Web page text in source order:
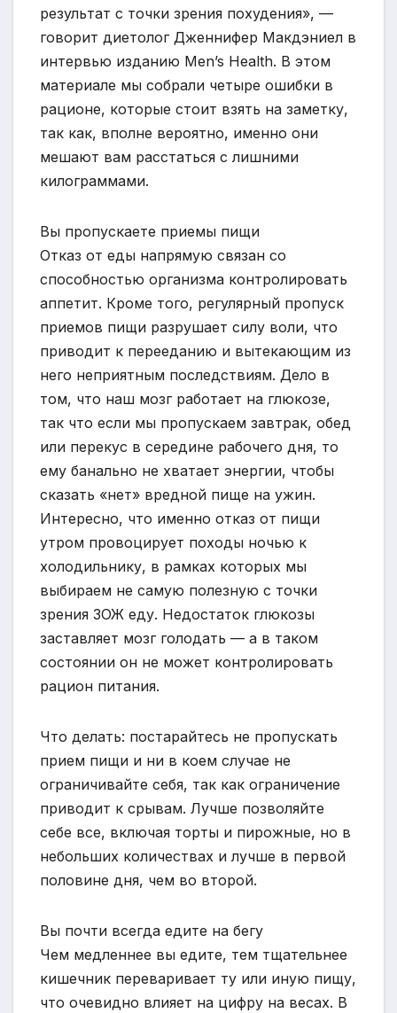
результат с точки зрения похудения», —
говорит диетолог Дженнифер Макдэниел в
интервью изданию Men’s Health. В этом
материале мы собрали четыре ошибки в
рационе, которые стоит взять на заметку,
так как, вполне вероятно, именно они
мешают вам расстаться с лишними
килограммами.
Вы пропускаете приемы пищи
Отказ от еды напрямую связан со
способностью организма контролировать
аппетит. Кроме того, регулярный пропуск
приемов пищи разрушает силу воли, что
приводит к перееданию и вытекающим из
него неприятным последствиям. Дело в
том, что наш мозг работает на глюкозе,
так что если мы пропускаем завтрак, обед
или перекус в середине рабочего дня, то
ему банально не хватает энергии, чтобы
сказать «нет» вредной пище на ужин.
Интересно, что именно отказ от пищи
утром провоцирует походы ночью к
холодильнику, в рамках которых мы
выбираем не самую полезную с точки
зрения ЗОЖ еду. Недостаток глюкозы
заставляет мозг голодать — а в таком
состоянии он не может контролировать
рацион питания.
Что делать: постарайтесь не пропускать
прием пищи и ни в коем случае не
ограничивайте себя, так как ограничение
приводит к срывам. Лучше позволяйте
себе все, включая торты и пирожные, но в
небольших количествах и лучше в первой
половине дня, чем во второй.
Вы почти всегда едите на бегу
Чем медленнее вы едите, тем тщательнее
кишечник переваривает ту или иную пищу,
что очевидно влияет на цифру на весах. В